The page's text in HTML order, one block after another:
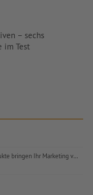
– sechs
im Test
Bar eröffnen – diese Druckprodukte bringen Ihr Marketing voran